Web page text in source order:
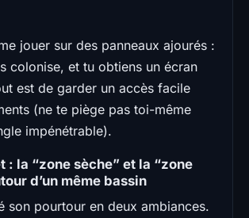
jouer sur des panneaux ajourés :
colonise, et tu obtiens un écran
est de garder un accès facile
(ne te piège pas toi-même
impénétrable).
: la “zone sèche” et la “zone
d’un même bassin
son pourtour en deux ambiances.